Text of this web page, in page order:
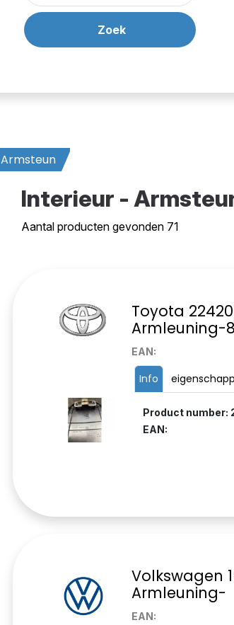
Zoek
Armsteun
Interieur -
Aantal producten gevonden 71
Toyota
Armleuning-
EAN:
Info
Product number:
EAN:
Volkswagen
Armleuning-
EAN: